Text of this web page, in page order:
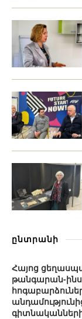
ընտրանի
Հայոց
թանգարան-